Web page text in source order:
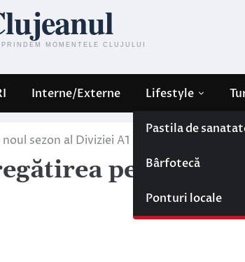
Interne/Externe Lifestyle
Pastila de
Bârfotecă
Ponturi locale
sezon al Diviziei A1
pentru